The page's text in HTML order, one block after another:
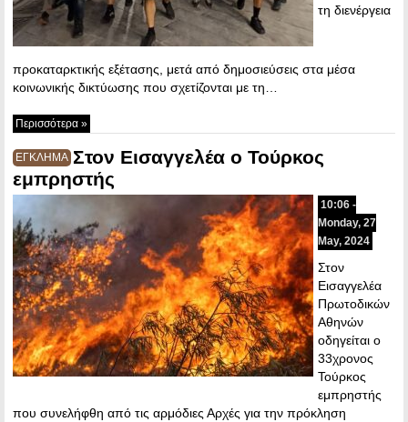
τη διενέργεια
προκαταρκτικής εξέτασης, μετά από δημοσιεύσεις στα μέσα
κοινωνικής δικτύωσης που σχετίζονται με τη…
Περισσότερα »
ΕΓΚΛΗΜΑ Στον Εισαγγελέα ο Τούρκος
εμπρηστής
10:06 -
Monday, 27
May, 2024
Στον
Εισαγγελέα
Πρωτοδικών
Αθηνών
οδηγείται ο
33χρονος
Τούρκος
εμπρηστής
που συνελήφθη από τις αρμόδιες Αρχές για την πρόκληση